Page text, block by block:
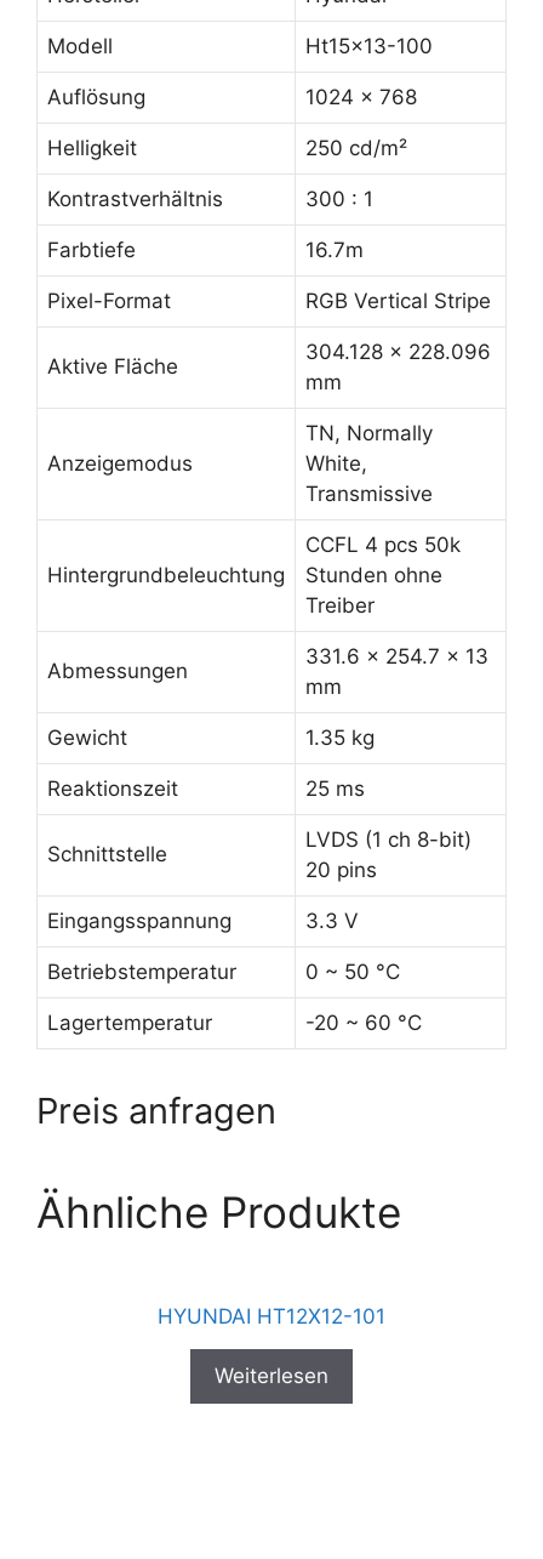
Modell Ht15x13-100
Auflösung 1024 x 768
Helligkeit 250 cd/m²
Kontrastverhältnis 300 : 1
Farbtiefe 16.7m
Pixel-Format RGB Vertical Stripe
Aktive Fläche
304.128 x 228.096
mm
Anzeigemodus
TN, Normally
White,
Transmissive
Hintergrundbeleuchtung
CCFL 4 pcs 50k
Stunden ohne
Treiber
Abmessungen
331.6 x 254.7 x 13
mm
Gewicht 1.35 kg
Reaktionszeit 25 ms
Schnittstelle
LVDS (1 ch 8-bit)
20 pins
Eingangsspannung 3.3 V
Betriebstemperatur 0 ~ 50 °C
Lagertemperatur -20 ~ 60 °C
Preis anfragen
Ähnliche Produkte
HYUNDAI HT12X12-101
Weiterlesen